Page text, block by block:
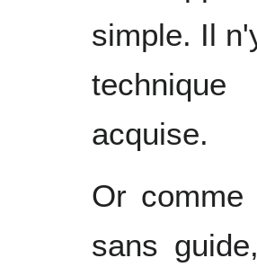
simple. Il
acquise.
Or
sans